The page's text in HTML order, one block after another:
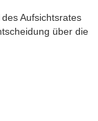
Aufsichtsrates
über die